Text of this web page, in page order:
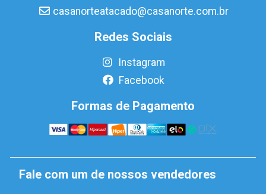
casanorteatacado@casanorte.com.br
Redes Sociais
Instagram
Facebook
Formas de Pagamento
Fale com um de nossos vendedores